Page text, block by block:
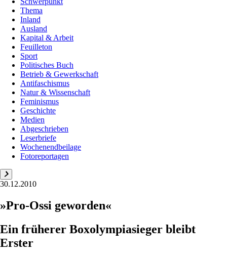
Thema
Inland
Ausland
Kapital & Arbeit
Feuilleton
Sport
Politisches Buch
Betrieb & Gewerkschaft
Antifaschismus
Natur & Wissenschaft
Feminismus
Geschichte
Medien
Abgeschrieben
Leserbriefe
Wochenendbeilage
Fotoreportagen
30.12.2010
»Pro-Ossi geworden«
Ein früherer Boxolympiasieger bleibt
Erster